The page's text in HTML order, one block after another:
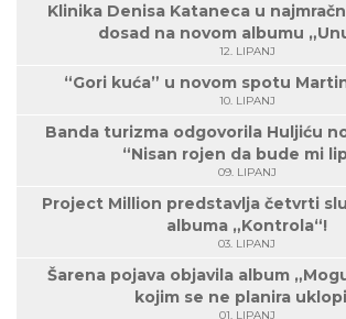
Klinika Denisa Kataneca u
dosad na novom albumu
12. LIPANJ
“Gori kuća” u novom spotu
10. LIPANJ
Banda turizma odgovorila Huljiću
“Nisan rojen da bude mi
09. LIPANJ
Project Million predstavlja četvrti
albuma „Kontrola“!
03. LIPANJ
Šarena pojava objavila album
kojim se ne planira
01. LIPANJ